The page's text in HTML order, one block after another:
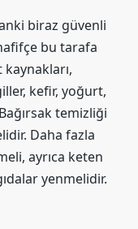
biraz güvenli
bu tarafa
kaynakları,
kefir, yoğurt,
temizliği
Daha fazla
ayrıca keten
yenmelidir.